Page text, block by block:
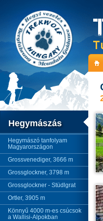
Hegymászás
Hegymászó tanfolyam
Magyarországon
Grossvenediger, 3666 m
Grossglockner, 3798 m
Grossglockner - Stüdlgrat
Ortler, 3905 m
Könnyű 4000 m-es csúcsok
a Wallisi-Alpokban